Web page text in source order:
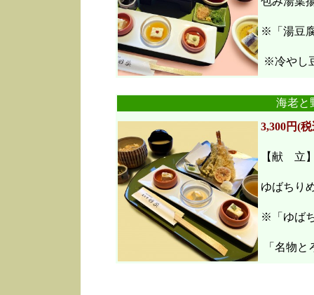
※「湯豆
※冷やし
海老
3,300円(
【献 立
ゆばちり
※「ゆば
「名物と